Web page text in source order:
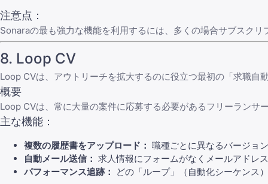
注意点：
Sonaraの最も強力な機能を利用するには、多くの場合サブスク
8. Loop CV
Loop CVは、アウトリーチを拡大するのに役立つ最初の「求職自
概要
Loop CVは、常に大量の案件に応募する必要があるフリーランサ
主な機能：
複数の履歴書をアップロード： 職種ごとに異なるバージョ
自動メール送信： 求人情報にフォームがなくメールアドレ
パフォーマンス追跡：
どの「ループ」（自動化シーケンス